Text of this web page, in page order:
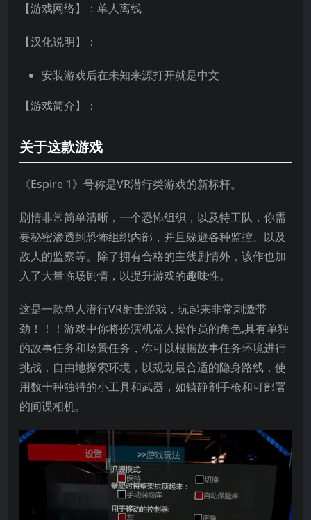
【游戏网络】：单人离线
【汉化说明】：
安装游戏后在未知来源打开就是中文
【游戏简介】：
关于这款游戏
《Espire 1》号称是VR潜行类游戏的新标杆。
剧情非常简单清晰，一个恐怖组织，以及特工队，你需
要秘密渗透到恐怖组织内部，并且躲避各种监控、以及
敌人的监察等。除了拥有合格的主线剧情外，该作也加
入了大量临场剧情，以提升游戏的趣味性。
这是一款单人潜行VR射击游戏，玩起来非常刺激带
劲！！！游戏中你将扮演机器人操作员的角色,具有单独
的故事任务和场景任务，你可以根据故事任务环境进行
挑战，自由地探索环境，以规划最合适的隐身路线，使
用数十种独特的小工具和武器，如镇静剂手枪和可部署
的间谍相机。